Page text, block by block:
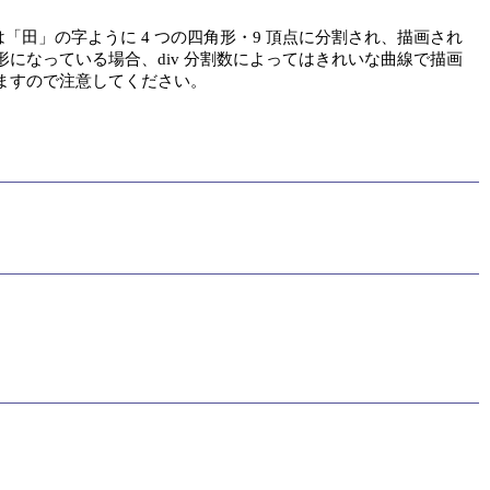
田」の字ように 4 つの四角形・9 頂点に分割され、描画され
なっている場合、div 分割数によってはきれいな曲線で描画
ので注意してください。